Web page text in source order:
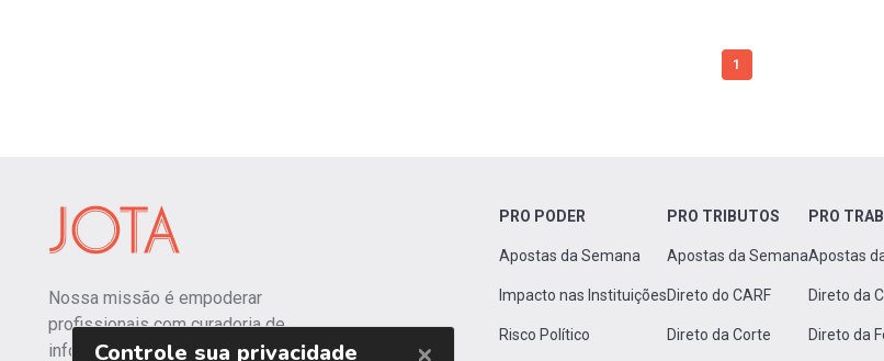
1
Nossa missão é empoderar
profissionais com curadoria de
informações independentes e
PRO PODER
Apostas da Semana
Impacto nas Instituições
Risco Político
PRO TRIBUTOS
Apostas da Semana
Direto do CARF
Direto da Corte
PRO
Apostas
Direto da
Direto da